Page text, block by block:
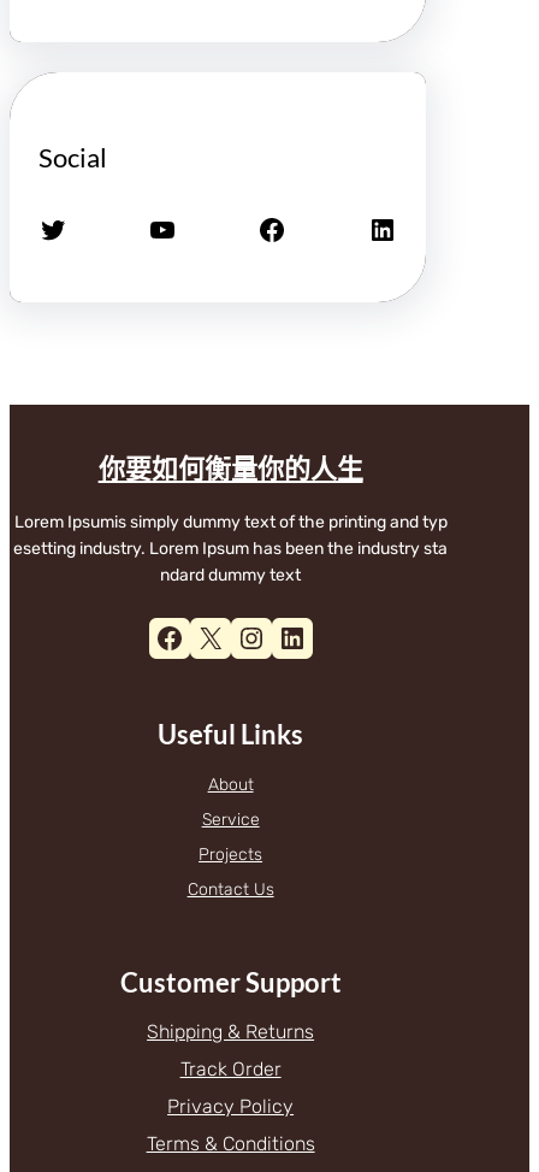
Social
X YouTube Facebook LinkedIn
你要如何衡量你的人生
Lorem Ipsumis simply dummy text of the printing and typ
esetting industry. Lorem Ipsum has been the industry sta
ndard dummy text
Facebook X Instagram LinkedIn
Useful Links
About
Service
Projects
Contact Us
Customer Support
Shipping & Returns
Track Order
Privacy Policy
Terms & Conditions